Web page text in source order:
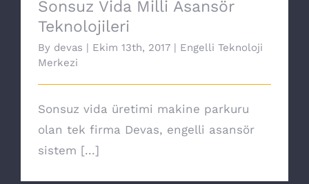
Sonsuz Vida Milli Asansör
Teknolojileri
By devas | Ekim 13th, 2017 | Engelli Teknoloji
Merkezi
Sonsuz vida üretimi makine parkuru
olan tek firma Devas, engelli asansör
sistem [...]